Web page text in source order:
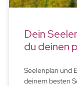
Dein
du deinen
Seelenplan und
deinem besten